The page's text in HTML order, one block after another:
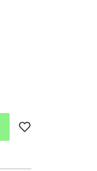
Lägg till i favoriter